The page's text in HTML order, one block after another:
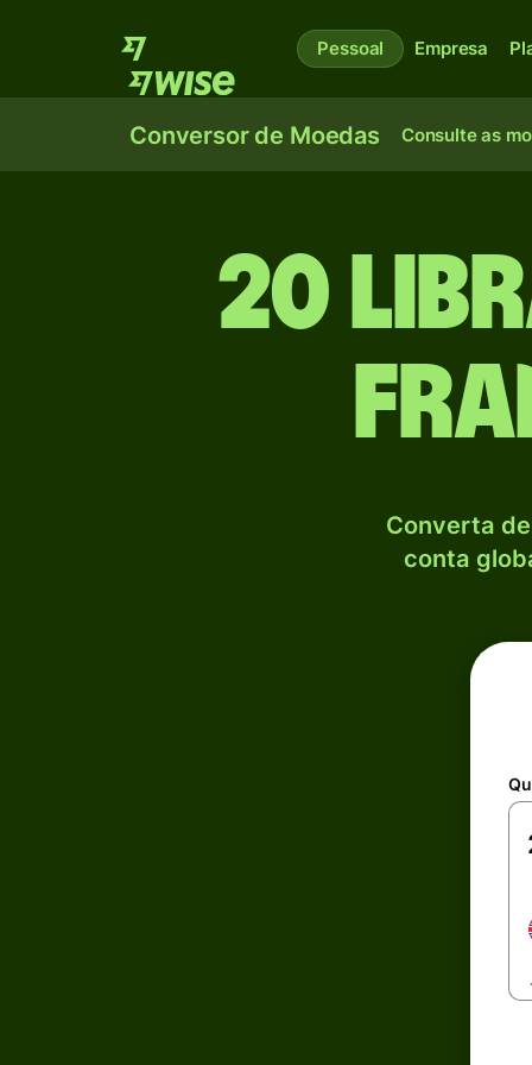
Pessoal Empresa
Conversor de Moedas Consulte as
20
Converta
conta